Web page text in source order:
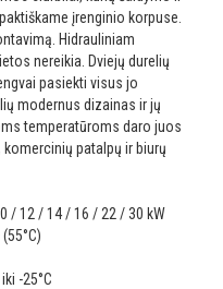
įrenginio korpuse.
Hidrauliniam
nereikia. Dviejų durelių
pasiekti visus jo
modernus dizainas ir jų
temperatūroms daro juos
patalpų ir biurų
/ 12 / 14 / 16 / 22 / 30 kW
-25°C